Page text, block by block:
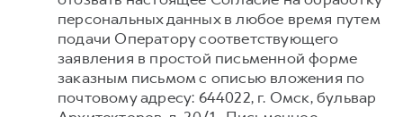
персональных данных в любое время путем
подачи Оператору соответствующего
заявления в простой письменной форме
заказным письмом с описью вложения по
почтовому адресу: 644022, г. Омск, бульвар